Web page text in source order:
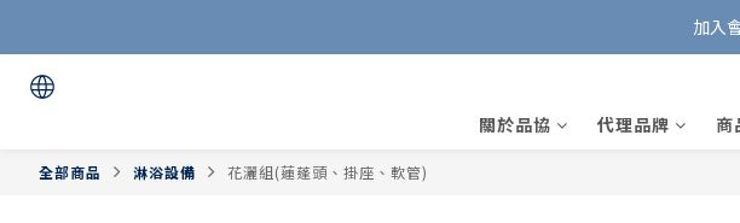
加入
加入
安裝
好友募
關於品協 代理品牌 商
全部商品 淋浴設備 花灑組(蓮蓬頭、掛座、軟管)